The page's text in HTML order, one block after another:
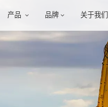
产品 品牌 关于我们